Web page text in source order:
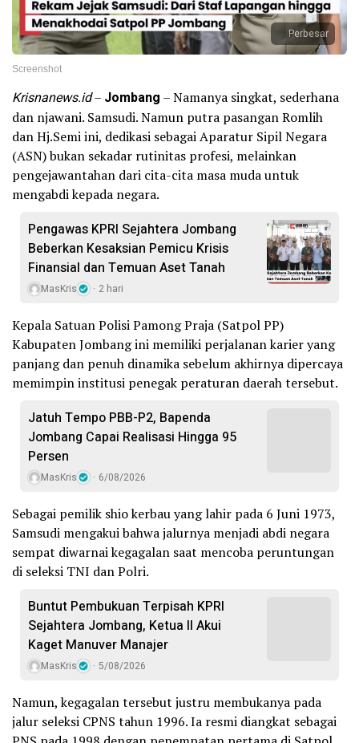
Perbesar
Screenshot
Krisnanews.id– Jombang – Namanya singkat, sederhana
dan njawani. Samsudi. Namun putra pasangan Romlih
dan Hj.Semi ini, dedikasi sebagai Aparatur Sipil Negara
(ASN) bukan sekadar rutinitas profesi, melainkan
pengejawantahan dari cita-cita masa muda untuk
mengabdi kepada negara.
Pengawas KPRI Sejahtera Jombang
Beberkan Kesaksian Pemicu Krisis
Finansial dan Temuan Aset Tanah
MasKris 2 hari
Kepala Satuan Polisi Pamong Praja (Satpol PP)
Kabupaten Jombang ini memiliki perjalanan karier yang
panjang dan penuh dinamika sebelum akhirnya dipercaya
memimpin institusi penegak peraturan daerah tersebut.
Jatuh Tempo PBB-P2, Bapenda
Jombang Capai Realisasi Hingga 95
Persen
MasKris 6/08/2026
Sebagai pemilik shio kerbau yang lahir pada 6 Juni 1973,
Samsudi mengakui bahwa jalurnya menjadi abdi negara
sempat diwarnai kegagalan saat mencoba peruntungan
di seleksi TNI dan Polri.
Buntut Pembukuan Terpisah KPRI
Sejahtera Jombang, Ketua II Akui
Kaget Manuver Manajer
MasKris 5/08/2026
Namun, kegagalan tersebut justru membukanya pada
jalur seleksi CPNS tahun 1996. Ia resmi diangkat sebagai